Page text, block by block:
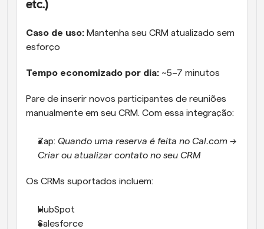
etc.)
Caso de uso: Mantenha seu CRM atualizado sem
esforço
Tempo economizado por dia: ~5–7 minutos
Pare de inserir novos participantes de reuniões
manualmente em seu CRM. Com essa integração:
Zap: Quando uma reserva é feita no Cal.com →
Criar ou atualizar contato no seu CRM
Os CRMs suportados incluem:
HubSpot
Salesforce